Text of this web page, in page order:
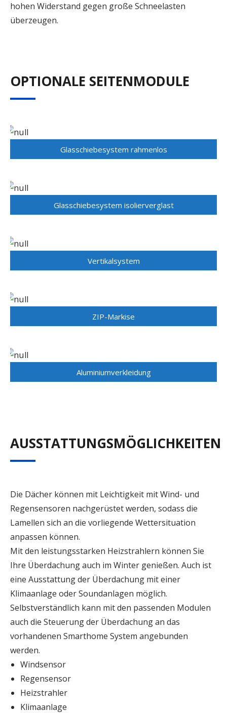
hohen Widerstand gegen große Schneelasten
überzeugen.
OPTIONALE SEITENMODULE
Glasschiebesystem rahmenlos
Glasschiebesystem isolierverglast
Vertikalsystem
ZIP-Markise
Aluminiumverkleidung
AUSSTATTUNGSMÖGLICHKEITEN
Die Dächer können mit Leichtigkeit mit Wind- und
Regensensoren nachgerüstet werden, sodass die
Lamellen sich an die vorliegende Wettersituation
anpassen können.
Mit den leistungsstarken Heizstrahlern können Sie
Ihre Überdachung auch im Winter genießen. Auch ist
eine Ausstattung der Überdachung mit einer
Klimaanlage oder Soundanlagen möglich.
Selbstverständlich kann mit den passenden Modulen
auch die Steuerung der Überdachung an das
vorhandenen Smarthome System angebunden
werden.
Windsensor
Regensensor
Heizstrahler
Klimaanlage